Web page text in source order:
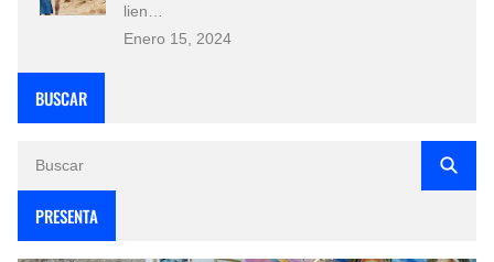
lien…
Enero 15, 2024
BUSCAR
PRESENTA